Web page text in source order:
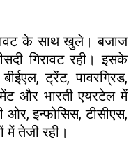
के साथ खुले। बजाज
गिरावट रही। इसके
ट्रेंट, पावरग्रिड,
और भारती एयरटेल में
ओर, इन्फोसिस, टीसीएस,
तेजी रही।